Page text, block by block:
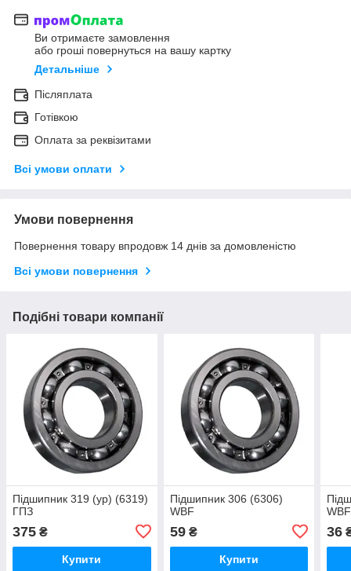
Ви отримаєте замовлення
або гроші повернуться на вашу картку
Детальніше
Післяплата
Готівкою
Оплата за реквізитами
Всі умови оплати
Умови повернення
Повернення товару впродовж 14 днів за домовленістю
Всі умови повернення
Подібні товари компанії
Підшипник 319 (ур) (6319)
ГПЗ
375 ₴
Купити
Підшипник 306 (6306)
WBF
59₴
Купити
WBF
36